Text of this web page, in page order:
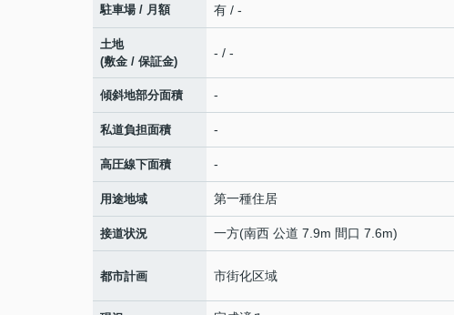
駐車場 / 月額 有 / -
土地
(敷金 / 保証金)
- / -
傾斜地部分面積 -
私道負担面積 -
高圧線下面積 -
用途地域 第一種住居
接道状況 一方(南西 公道 7.9m 間口 7.6m)
都市計画 市街化区域